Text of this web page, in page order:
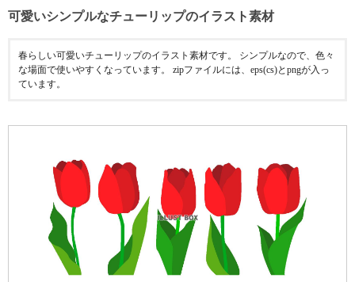
可愛いシンプルなチューリップのイラスト素材
春らしい可愛いチューリップのイラスト素材です。 シンプルなので、色々
な場面で使いやすくなっています。 zipファイルには、eps(cs)とpngが入っ
ています。